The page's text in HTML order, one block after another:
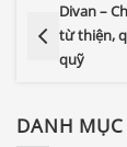
Divan –
từ thiện,
quỹ
DANH MỤC